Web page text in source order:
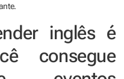
inglês é
consegue